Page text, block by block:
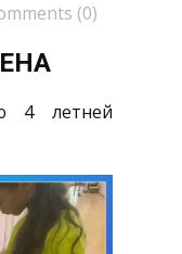
(0)
4 летней